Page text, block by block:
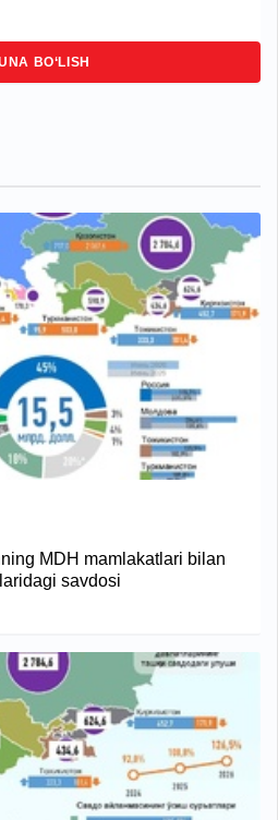
BO‘LISH
MDH mamlakatlari bilan
savdosi